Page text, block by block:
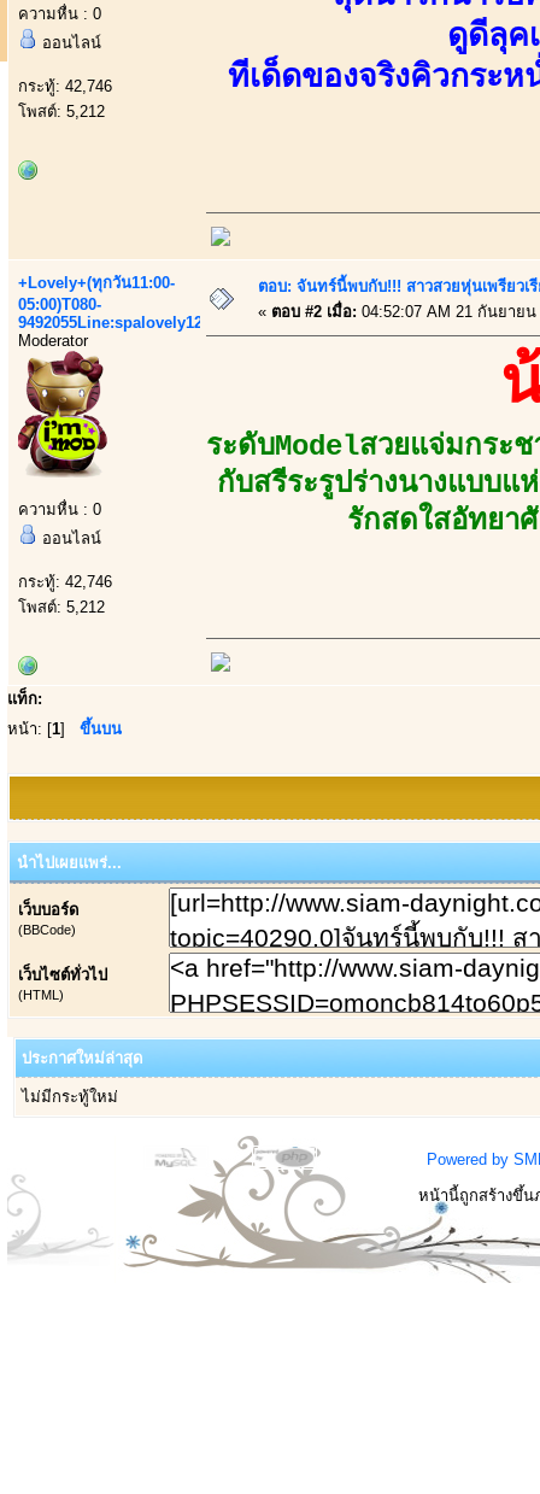
ความหื่น : 0
ออนไลน์
กระทู้: 42,746
โพสต์: 5,212
ดูดีลุค
ทีเด็ดของจริงคิวกระ
+Lovely+(ทุกวัน11:00-
05:00)T080-
9492055Line:spalovely123
Moderator
ความหื่น : 0
ออนไลน์
กระทู้: 42,746
โพสต์: 5,212
ตอบ: จันทร์นี้พบกับ!!! สาวสวยหุ่นเพรียวเ
« ตอบ #2 เมื่อ: 04:52:07 AM 21 กันยายน
ระดับModelสวยแจ่มกระ
กับสรีระรูปร่างนางแบบแ
รักสดใสอัทยา
แท็ก:
หน้า: [1] ขึ้นบน
นำไปเผยแพร่...
เว็บบอร์ด
(BBCode)
เว็บไซต์ทั่วไป
(HTML)
ประกาศใหม่ล่าสุด
ไม่มีกระทู้ใหม่
Powered by
หน้านี้ถูกสร้างขึ้น